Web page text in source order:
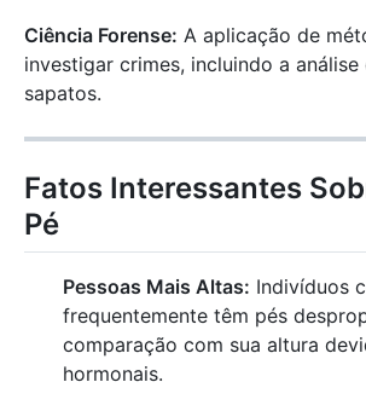
Ciência Forense: A aplicação de
investigar crimes, incluindo a
sapatos.
Fatos Interessantes
Pé
Pessoas Mais Altas: Indivíduos
frequentemente têm pés
comparação com sua altura
hormonais.